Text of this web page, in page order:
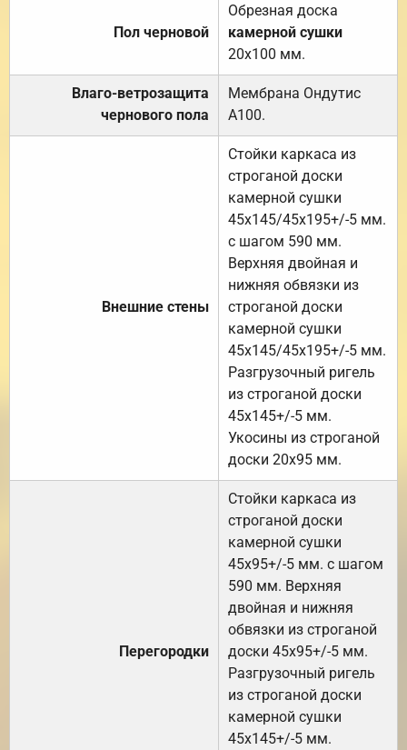
Пол черновой
Обрезная доска
камерной сушки
20х100 мм.
Влаго-ветрозащита
чернового пола
Мембрана Ондутис
А100.
Внешние стены
Стойки каркаса из
строганой доски
камерной сушки
45х145/45х195+/-5 мм.
с шагом 590 мм.
Верхняя двойная и
нижняя обвязки из
строганой доски
камерной сушки
45х145/45х195+/-5 мм.
Разгрузочный ригель
из строганой доски
45х145+/-5 мм.
Укосины из строганой
доски 20х95 мм.
Перегородки
Стойки каркаса из
строганой доски
камерной сушки
45х95+/-5 мм. с шагом
590 мм. Верхняя
двойная и нижняя
обвязки из строганой
доски 45х95+/-5 мм.
Разгрузочный ригель
из строганой доски
камерной сушки
45х145+/-5 мм.